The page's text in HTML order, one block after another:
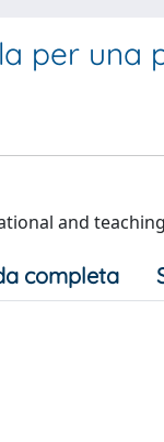
per una
and
completa